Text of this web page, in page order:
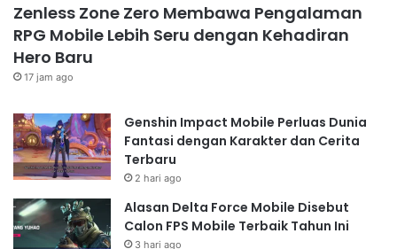
Zenless Zone Zero Membawa Pengalaman
RPG Mobile Lebih Seru dengan Kehadiran
Hero Baru
17 jam ago
Genshin Impact Mobile Perluas Dunia
Fantasi dengan Karakter dan Cerita
Terbaru
2 hari ago
Alasan Delta Force Mobile Disebut
Calon FPS Mobile Terbaik Tahun Ini
3 hari ago